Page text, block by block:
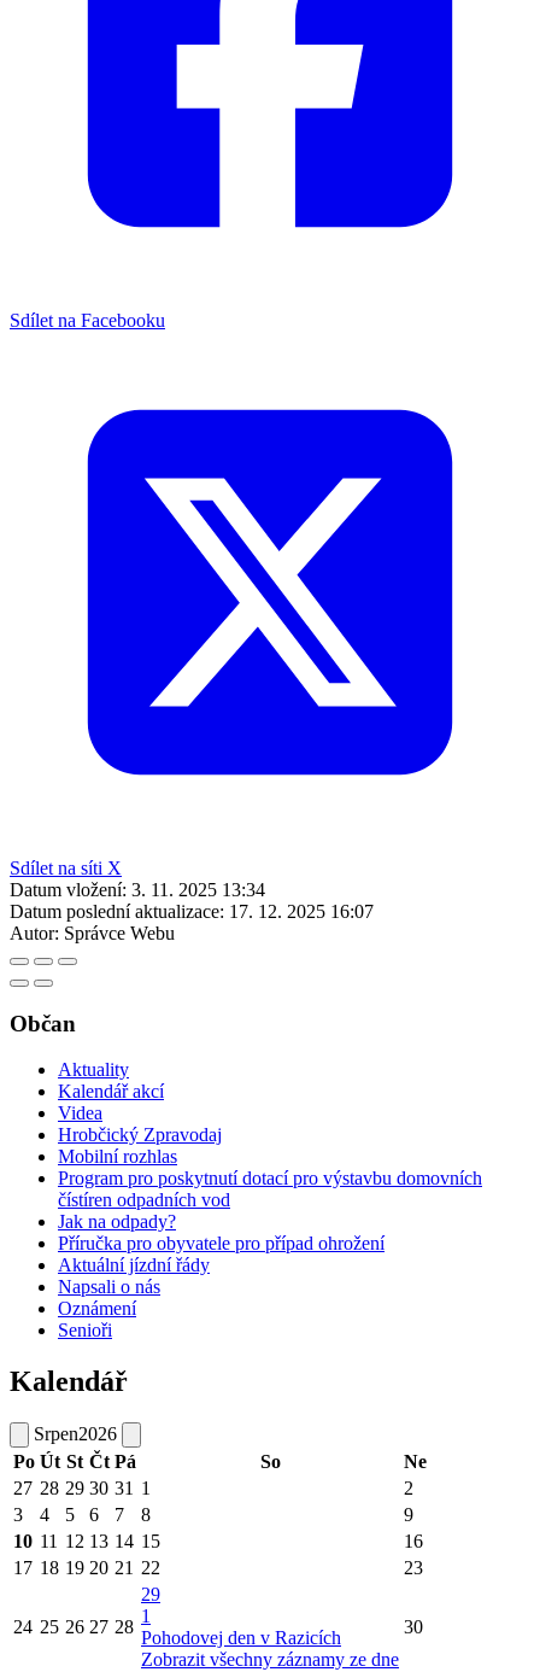
Sdílet na Facebooku
Sdílet na síti X
Datum vložení: 3. 11. 2025 13:34
Datum poslední aktualizace: 17. 12. 2025 16:07
Autor: Správce Webu
Občan
Aktuality
Kalendář akcí
Videa
Hrobčický Zpravodaj
Mobilní rozhlas
Program pro poskytnutí dotací pro výstavbu domovních
čístíren odpadních vod
Jak na odpady?
Příručka pro obyvatele pro případ ohrožení
Aktuální jízdní řády
Napsali o nás
Oznámení
Senioři
Kalendář
Srpen2026
Po Út St Čt Pá So
Ne
27 28 29 30 31 1
2
3
4 5 6 7 8
9
10 11 12 13 14 15
16
17 18 19 20 21 22 23
24 25 26 27 28
29
1
Pohodovej den v Razicích
Zobrazit všechny záznamy ze dne
30